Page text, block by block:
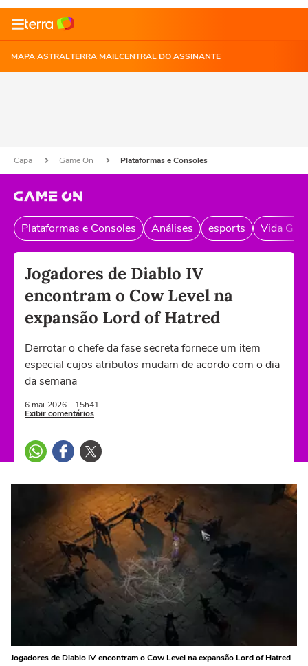
MAPA ASTRALTERRA MAILCENTRAL DO ASSINANTE
Capa Game On Plataformas e Consoles
Plataformas e Consoles Análises esports Vida
Jogadores de Diablo IV
encontram o Cow Level na
expansão Lord of Hatred
Derrotar o chefe da fase secreta fornece um item
especial cujos atributos mudam de acordo com o dia
da semana
6 mai 2026 - 15h41
Exibir comentários
Jogadores de Diablo IV encontram o Cow Level na expansão Lord of Hatred